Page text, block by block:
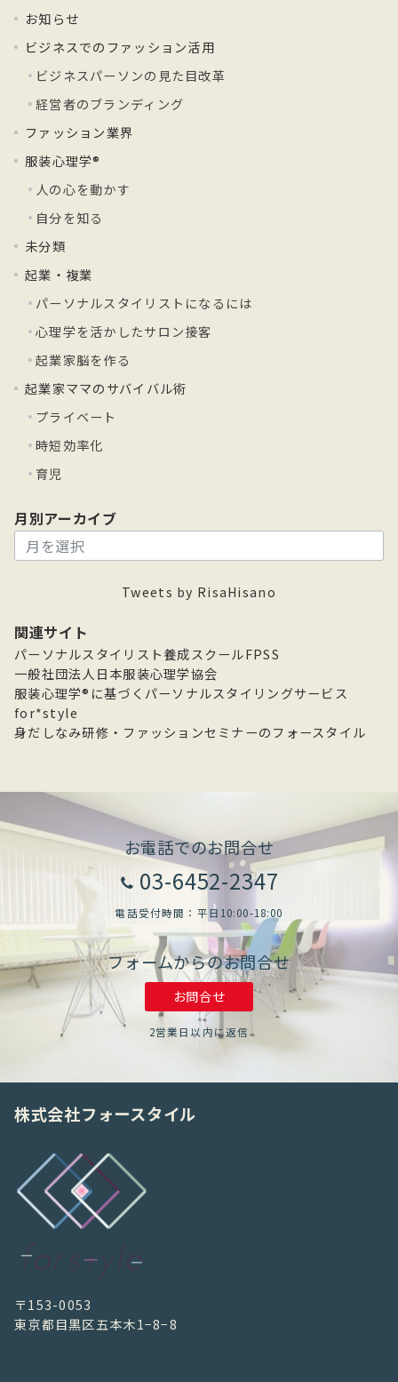
お知らせ
ビジネスでのファッション活用
ビジネスパーソンの見た目改革
経営者のブランディング
ファッション業界
服装心理学®
人の心を動かす
自分を知る
未分類
起業・複業
パーソナルスタイリストになるには
心理学を活かしたサロン接客
起業家脳を作る
起業家ママのサバイバル術
プライベート
時短効率化
育児
月別アーカイブ
別
イ
ブ
Tweets by RisaHisano
関連サイト
パーソナルスタイリスト養成スクールFPSS
一般社団法人日本服装心理学協会
服装心理学®に基づくパーソナルスタイリングサービス
for*style
身だしなみ研修・ファッションセミナーのフォースタイル
お電話でのお問合せ
03-6452-2347
電話受付時間：平日10:00-18:00
フォームからのお問合せ
お問合せ
2営業日以内に返信
株式会社フォースタイル
〒153-0053
東京都目黒区五本木1−8−8